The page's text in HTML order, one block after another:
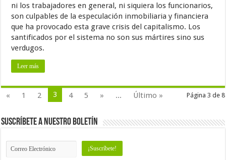
ni los trabajadores en general, ni siquiera los funcionarios,
son culpables de la especulación inmobiliaria y financiera
que ha provocado esta grave crisis del capitalismo. Los
santificados por el sistema no son sus mártires sino sus
verdugos.
Leer más
Página 3 de 8
« 1 2 3 4 5 » ... Último »
Suscríbete a nuestro Boletín